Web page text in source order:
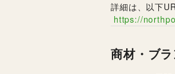
詳細は、以下
https://
商材・ブ